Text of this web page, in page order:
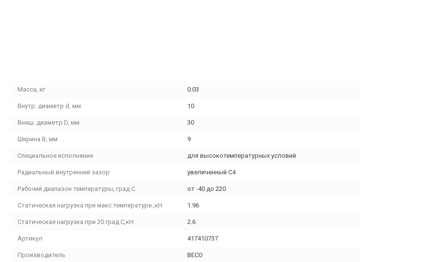
Масса, кг 0.03
Внутр. диаметр d, мм 10
Внеш. диаметр D, мм 30
Ширина B, мм 9
Специальное исполнение для высокотемпературных условий
Радиальный внутренний зазор увеличенный С4
Рабочий диапазон температуры, град.С от -40 до 220
Статическая нагрузка при макс.температуре.,кН 1.96
Статическая нагрузка при 20 град.С,кН 2.6
Артикул 417410737
Производитель BECO